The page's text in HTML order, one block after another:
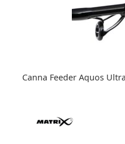
Canna Feeder Aquos